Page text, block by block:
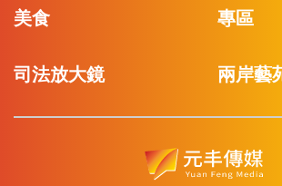
美食 專區
司法放大鏡 兩岸藝